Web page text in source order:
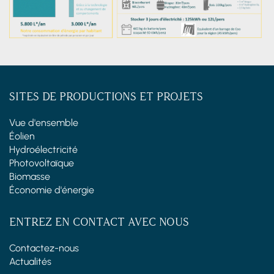
SITES DE PRODUCTIONS ET PROJETS
Vue d'ensemble
Éolien
Hydroélectricité
Photovoltaïque
Biomasse
Économie d'énergie
ENTREZ EN CONTACT AVEC NOUS
Contactez-nous
Actualités